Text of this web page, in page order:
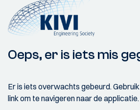
Oeps, er is iets mis
Er is iets overwachts gebeurd.
link om te navigeren naar de applicatie.